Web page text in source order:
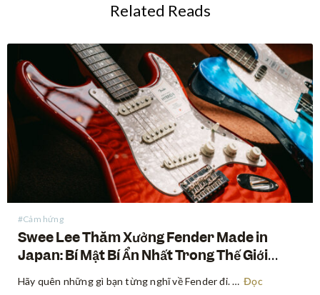
Related Reads
#Cảm hứng
Swee Lee Thăm Xưởng Fender Made in
Japan: Bí Mật Bí Ẩn Nhất Trong Thế Giới
Hãy quên những gì bạn từng nghĩ về Fender đi. Trong nhiều thập kỷ, thế giới guitar vốn được chia thành 2 phần: guitar truyền thống được sản xuất tại Mỹ và các mẫu nhập khẩu có giá phải chăng. Nhưng còn có một hạng mục thứ ba, được tôn… Đọc